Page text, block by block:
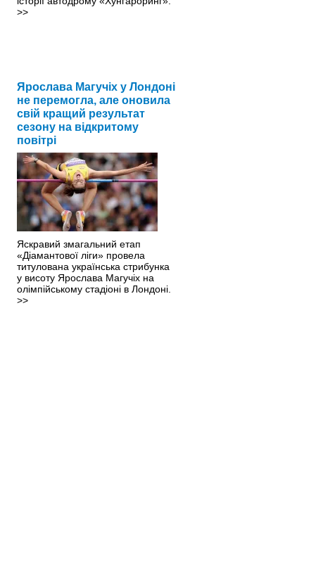
>>
Ярослава Магучіх у Лондоні
не перемогла, але оновила
свій кращий результат
сезону на відкритому
повітрі
Яскравий змагальний етап
«Діамантової ліги» провела
титулована українська стрибунка
у висоту Ярослава Магучіх на
олімпійському стадіоні в Лондоні.
>>